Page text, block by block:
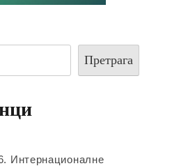
Претрага
Интернационалне